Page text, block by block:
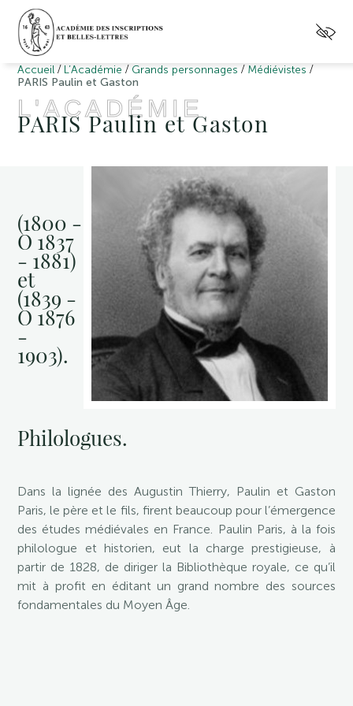
Accueil / L’Académie / Grands personnages / Médiévistes /
PARIS Paulin et Gaston
L'ACADÉMIE
PARIS Paulin et Gaston
(1800 -
O 1837
- 1881)
et
(1839 -
O 1876
-
1903).
Philologues.
Dans la lignée des Augustin Thierry, Paulin et Gaston
Paris, le père et le fils, firent beaucoup pour l’émergence
des études médiévales en France. Paulin Paris, à la fois
philologue et historien, eut la charge prestigieuse, à
partir de 1828, de diriger la Bibliothèque royale, ce qu’il
mit à profit en éditant un grand nombre des sources
fondamentales du Moyen Âge.